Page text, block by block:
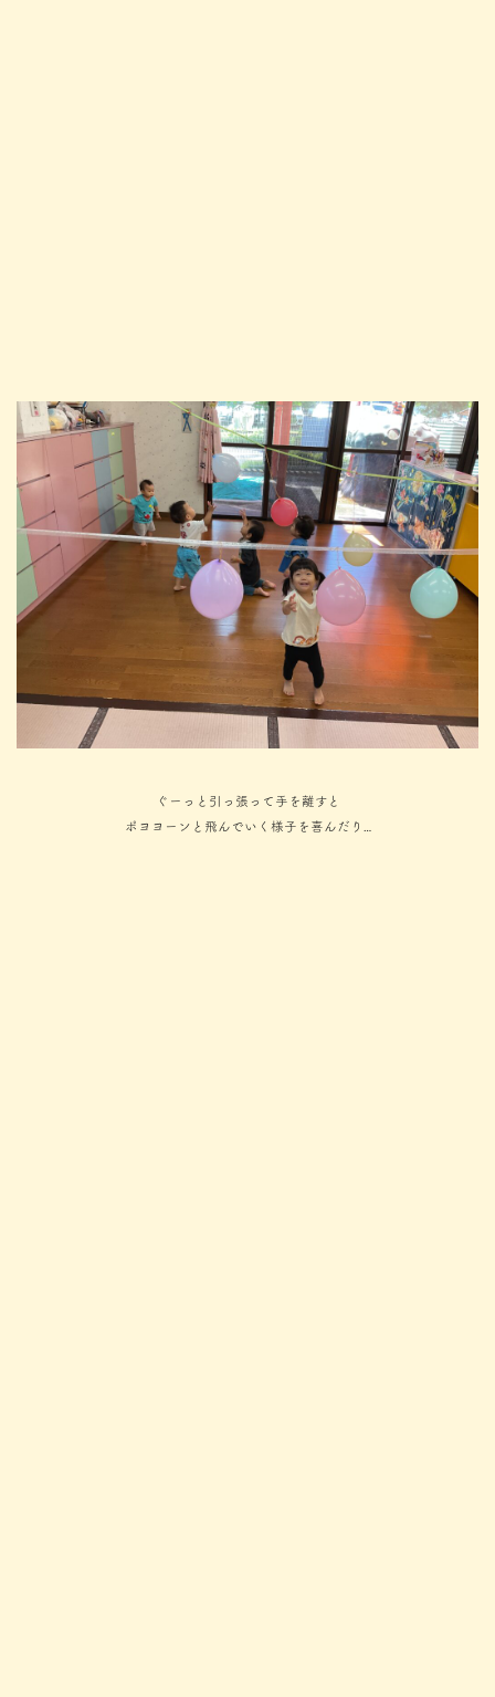
ぐーっと引っ張って手を離すと
ポヨヨーンと飛んでいく様子を喜んだり…